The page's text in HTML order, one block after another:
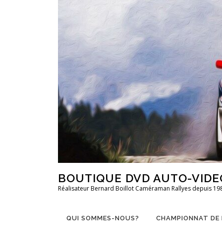
BOUTIQUE DVD AUTO-
Réalisateur Bernard Boillot Caméraman Rallyes depuis
QUI SOMMES-NOUS? CHAMPIONNAT DE